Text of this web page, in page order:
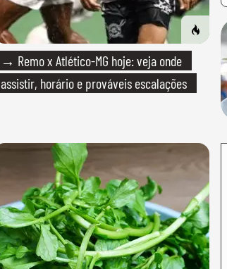
→ Remo x Atlético-MG hoje: veja onde
assistir, horário e prováveis escalações